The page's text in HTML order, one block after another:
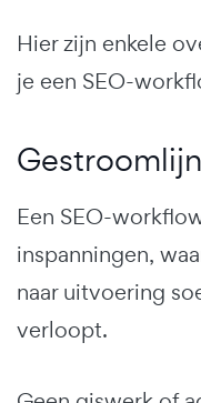
Hier zijn enkele
je een SEO-
Een SEO-
inspanningen,
naar uitvoering
verloopt.